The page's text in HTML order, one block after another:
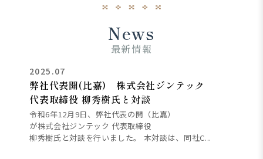
News
最新情報
2025.07
弊社代表開(比嘉) 株式会社ジンテック
代表取締役 柳秀樹氏と対談
令和6年12月9日、弊社代表の開（比嘉）
が株式会社ジンテック 代表取締役
柳秀樹氏と対談を行いました。 本対談は、同社C...